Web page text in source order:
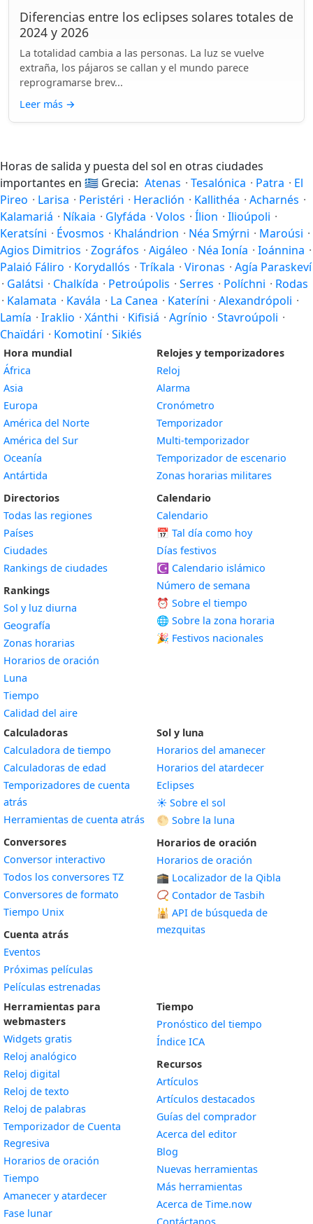
Diferencias entre los eclipses solares totales de
2024 y 2026
La totalidad cambia a las personas. La luz se vuelve
extraña, los pájaros se callan y el mundo parece
reprogramarse brev...
Leer más →
Horas de salida y puesta del sol en otras ciudades
importantes en 🇬🇷 Grecia: Atenas · Tesalónica · Patra · El
Pireo · Larisa · Peristéri · Heraclión · Kallithéa · Acharnés ·
Kalamariá · Níkaia · Glyfáda · Volos · Ílion · Ilioúpoli ·
Keratsíni · Évosmos · Khalándrion · Néa Smýrni · Maroúsi ·
Agios Dimitrios · Zográfos · Aigáleo · Néa Ionía · Ioánnina ·
Palaió Fáliro · Korydallós · Tríkala · Vironas · Agía Paraskeví
· Galátsi · Chalkída · Petroúpolis · Serres · Políchni · Rodas
· Kalamata · Kavála · La Canea · Kateríni · Alexandrópoli ·
Lamía · Iraklio · Xánthi · Kifisiá · Agrínio · Stavroúpoli ·
Chaïdári · Komotiní · Sikiés
Hora mundial
África
Asia
Europa
América del Norte
América del Sur
Oceanía
Antártida
Directorios
Todas las regiones
Países
Ciudades
Rankings de ciudades
Rankings
Sol y luz diurna
Geografía
Zonas horarias
Horarios de oración
Luna
Tiempo
Calidad del aire
Relojes y temporizadores
Reloj
Alarma
Cronómetro
Temporizador
Multi-temporizador
Temporizador de escenario
Zonas horarias militares
Calendario
Calendario
📅 Tal día como hoy
Días festivos
☪️ Calendario islámico
Número de semana
⏰ Sobre el tiempo
🌐 Sobre la zona horaria
🎉 Festivos nacionales
Calculadoras
Calculadora de tiempo
Calculadoras de edad
Temporizadores de cuenta
atrás
Herramientas de cuenta atrás
Conversores
Conversor interactivo
Todos los conversores TZ
Conversores de formato
Tiempo Unix
Cuenta atrás
Eventos
Próximas películas
Películas estrenadas
Sol y luna
Horarios del amanecer
Horarios del atardecer
Eclipses
☀️ Sobre el sol
🌕 Sobre la luna
Horarios de oración
Horarios de oración
🕋 Localizador de la Qibla
📿 Contador de Tasbih
🕌 API de búsqueda de
mezquitas
Herramientas para
webmasters
Widgets gratis
Reloj analógico
Reloj digital
Reloj de texto
Reloj de palabras
Temporizador de Cuenta
Regresiva
Horarios de oración
Tiempo
Amanecer y atardecerWidget
Fase lunarWidget
Tiempo
Pronóstico del tiempo
Índice ICA
Recursos
Artículos
Artículos destacados
Guías del comprador
Acerca del editor
Blog
Nuevas herramientas
Más herramientas
Acerca de Time.now